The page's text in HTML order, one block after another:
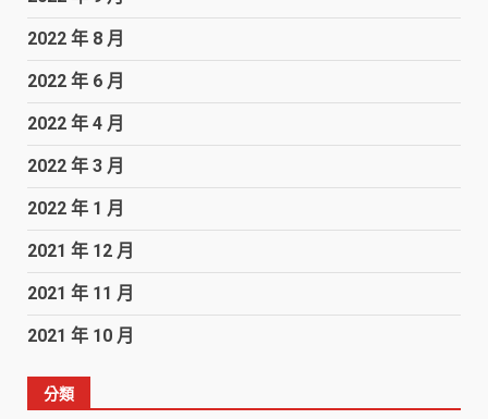
2022 年 8 月
2022 年 6 月
2022 年 4 月
2022 年 3 月
2022 年 1 月
2021 年 12 月
2021 年 11 月
2021 年 10 月
分類